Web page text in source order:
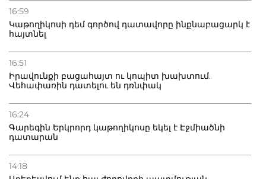
16:59
Կաթողիկոսի դեմ գործով դատավորը ինքնաբացարկ է
հայտնել
16:51
Իրավունքի բացահայտ ու կոպիտ խախտում.
Վեհափառին դատելու են դռնփակ
16:24
Գարեգին Երկրորդ կաթողիկոսը եկել է Էջմիածնի
դատարան
14:18
Բաքվի բանտից գեներալ Մանուկյանը դիմել է
Փաշինյանին